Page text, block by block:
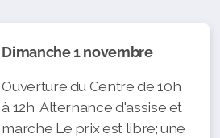
Dimanche 1 novembre
Ouverture du Centre de 10h
à 12h Alternance d'assise et
marche Le prix est libre; une